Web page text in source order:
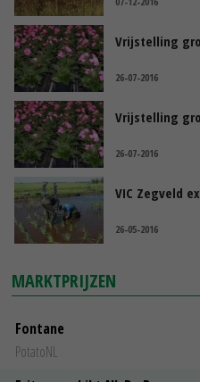
Vrijstelling
26-07-2016
Vrijstelling
26-07-2016
VIC Zegveld
26-05-2016
MARKTPRIJZEN
Fontane
PotatoNL